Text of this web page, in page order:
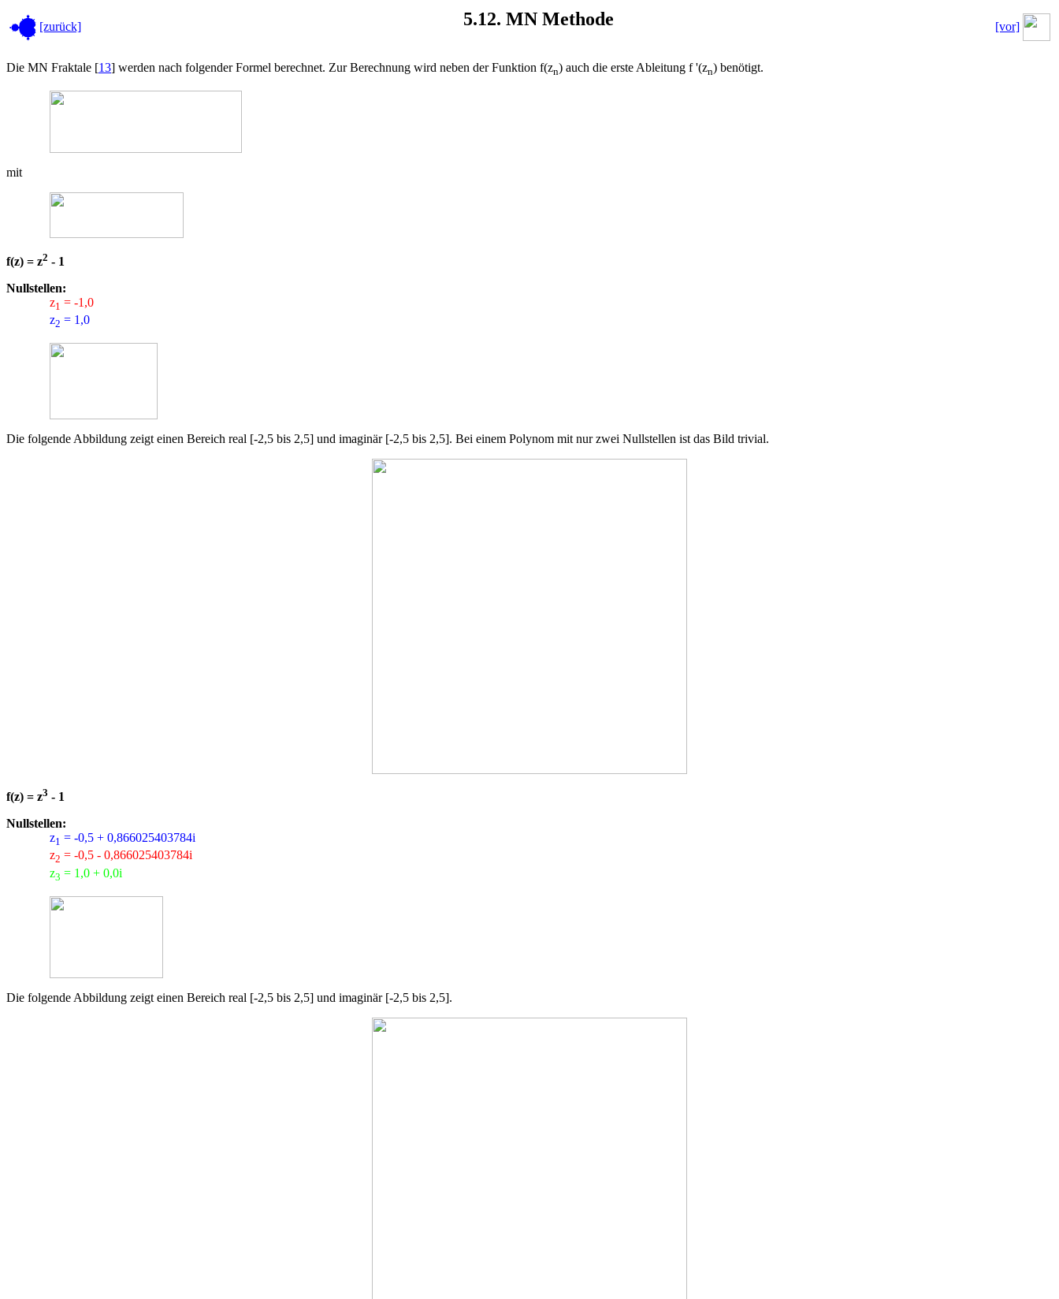
[zurück] 5.12. MN Methode [vor]
Die MN Fraktale [13] werden nach folgender Formel berechnet. Zur Berechnung wird neben der Funktion f(zn) auch die erste Ableitung f '(zn) benötigt.
mit
f(z) = z2 - 1
Nullstellen:
z1 = -1,0
z2 = 1,0
Die folgende Abbildung zeigt einen Bereich real [-2,5 bis 2,5] und imaginär [-2,5 bis 2,5]. Bei einem Polynom mit nur zwei Nullstellen ist das Bild trivial.
f(z) = z3 - 1
Nullstellen:
z1 = -0,5 + 0,866025403784i
z2 = -0,5 - 0,866025403784i
z3 = 1,0 + 0,0i
Die folgende Abbildung zeigt einen Bereich real [-2,5 bis 2,5] und imaginär [-2,5 bis 2,5].